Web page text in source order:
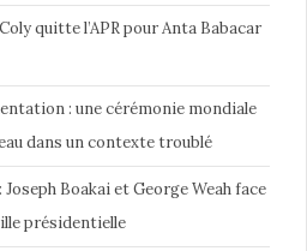
quitte l’APR pour Anta Babacar
: une cérémonie mondiale
dans un contexte troublé
Boakai et George Weah face
présidentielle